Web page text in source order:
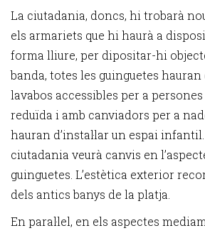
La ciutadania, doncs, hi trobarà
els armariets que hi haurà a
forma lliure, per dipositar-hi
banda, totes les guinguetes
lavabos accessibles per a
reduïda i amb canviadors per a
hauran d’instal·lar un espai
ciutadania veurà canvis en
guinguetes. L’estètica exterior
dels antics banys de la platja.
En paral·lel, en els aspectes